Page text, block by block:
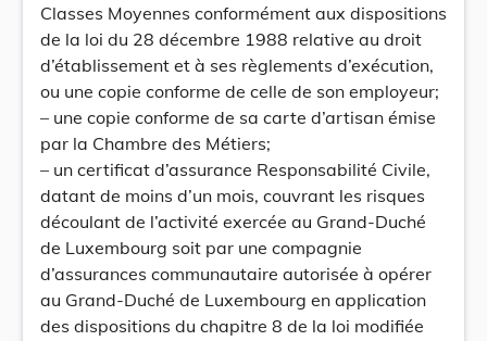
Classes Moyennes conformément aux dispositions
de la loi du 28 décembre 1988 relative au droit
d’établissement et à ses règlements d’exécution,
ou une copie conforme de celle de son employeur;
– une copie conforme de sa carte d’artisan émise
par la Chambre des Métiers;
– un certificat d’assurance Responsabilité Civile,
datant de moins d’un mois, couvrant les risques
découlant de l’activité exercée au Grand-Duché
de Luxembourg soit par une compagnie
d’assurances communautaire autorisée à opérer
au Grand-Duché de Luxembourg en application
des dispositions du chapitre 8 de la loi modifiée